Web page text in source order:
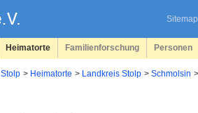
Sitemap
Heimatorte Familienforschung Personen
Stolp Heimatorte Landkreis Stolp Schmolsin